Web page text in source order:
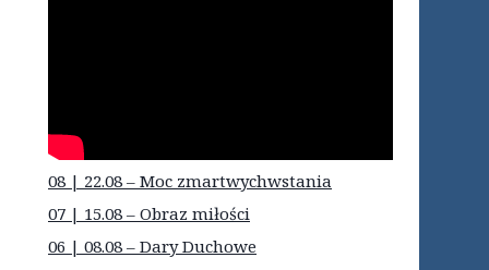
08 | 22.08 – Moc zmartwychwstania
07 | 15.08 – Obraz miłości
06 | 08.08 – Dary Duchowe